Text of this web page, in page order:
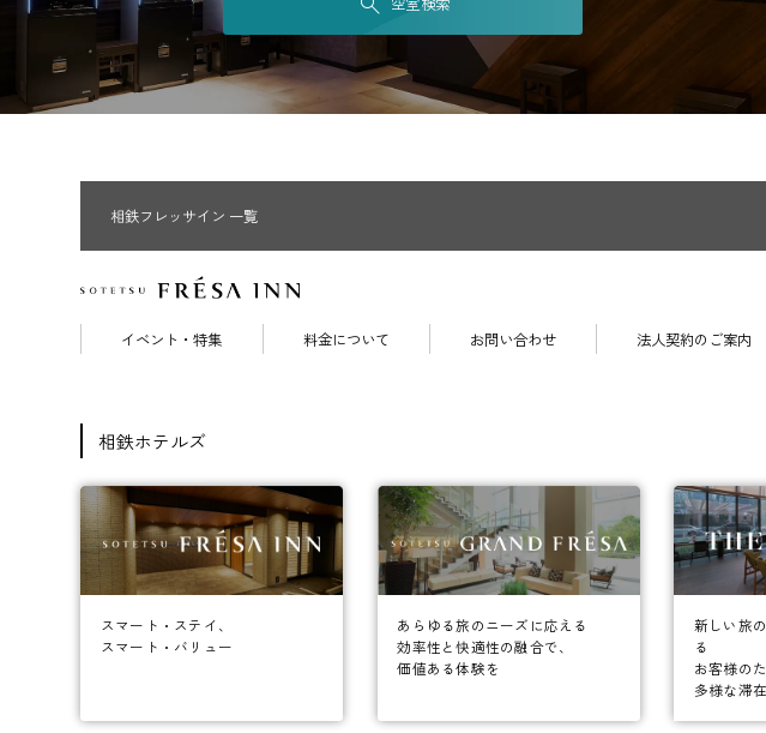
相鉄フレッサイン 一覧
イベント・特集 料金について お問い合わせ 法人契約のご案内
相鉄ホテルズ
スマート・ステイ、
スマート・バリュー
あらゆる旅のニーズに応える
効率性と快適性の融合で、
価値ある体験を
新しい旅
る
お客様の
多様な滞